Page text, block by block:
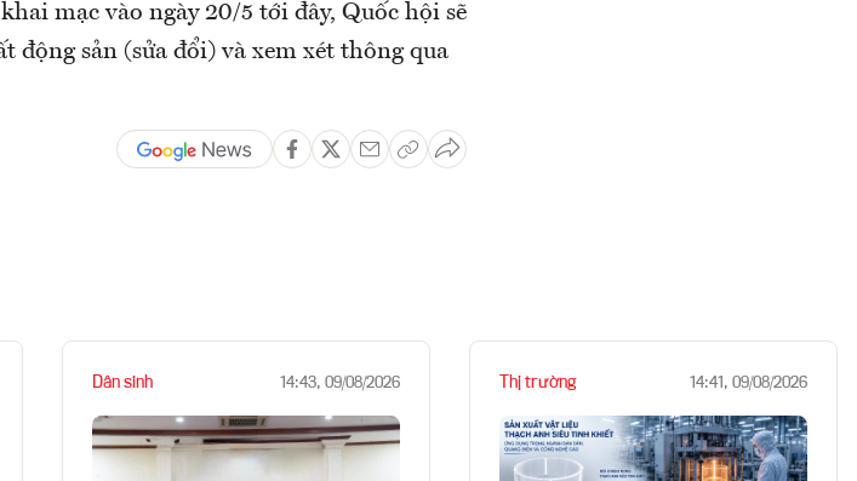
mạc vào ngày 20/5 tới đây, Quốc hội sẽ
sản (sửa đổi) và xem xét thông qua
Dân sinh 14:43, 09/08/2026 Thị trường 14:41, 09/08/2026